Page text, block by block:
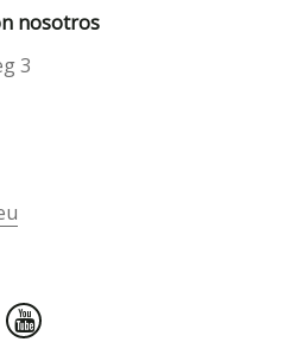
nosotros
3